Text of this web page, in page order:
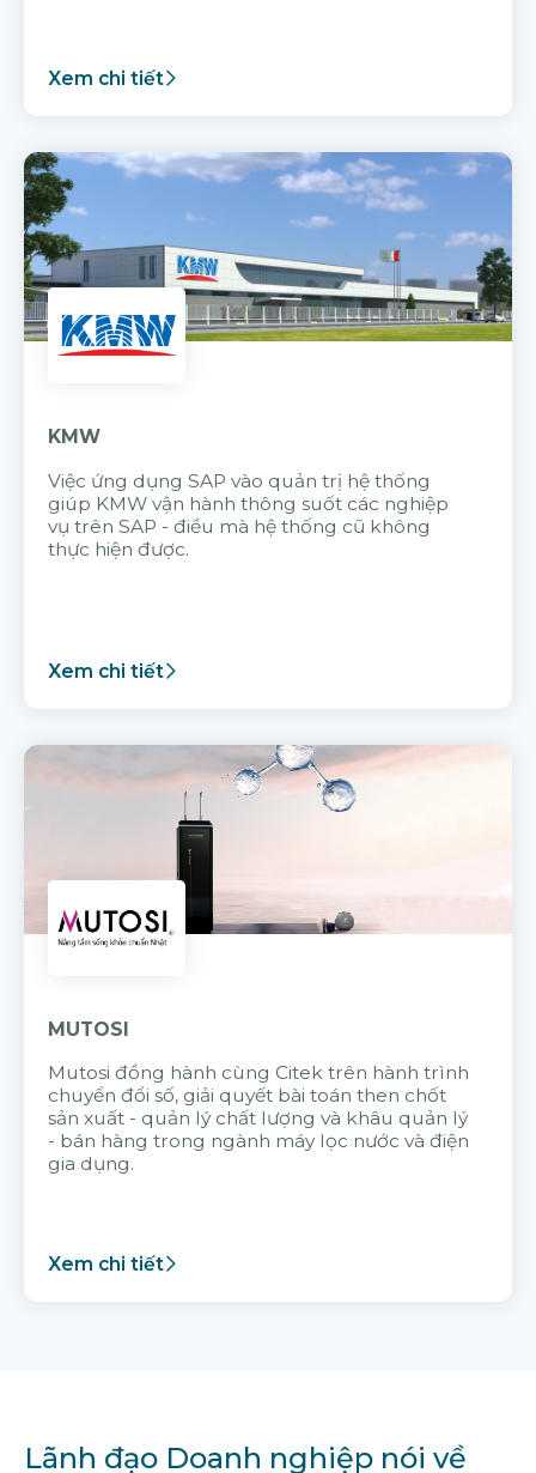
Xem chi tiết
KMW
Việc ứng dụng SAP vào quản trị hệ thống
giúp KMW vận hành thông suốt các nghiệp
vụ trên SAP - điều mà hệ thống cũ không
thực hiện được.
Xem chi tiết
MUTOSI
Mutosi đồng hành cùng Citek trên hành trình
chuyển đổi số, giải quyết bài toán then chốt
sản xuất - quản lý chất lượng và khâu quản lý
- bán hàng trong ngành máy lọc nước và điện
gia dụng.
Xem chi tiết
Lãnh đạo Doanh nghiệp nói về